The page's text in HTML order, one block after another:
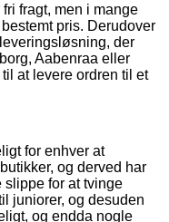
fragt, men i mange
pris. Derudover
der
Aabenraa eller
at levere ordren til et
for enhver at
og derved har
slippe for at tvinge
juniorer, og desuden
og endda nogle